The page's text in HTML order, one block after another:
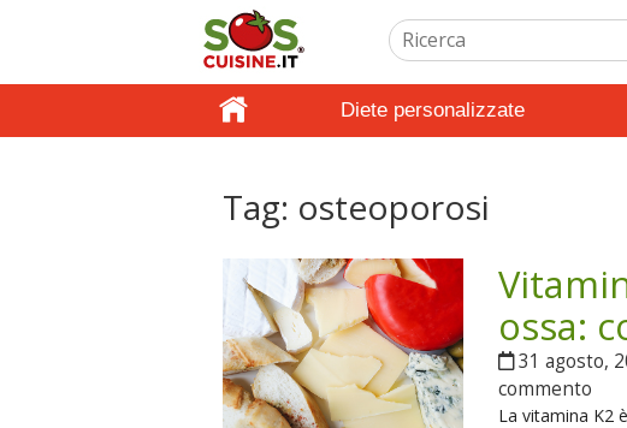
Diete personalizzate
Tag: osteoporosi
ossa:
31 agosto,
commento
La vitamina K2